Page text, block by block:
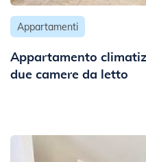
Appartamenti
Appartamento
due camere da letto